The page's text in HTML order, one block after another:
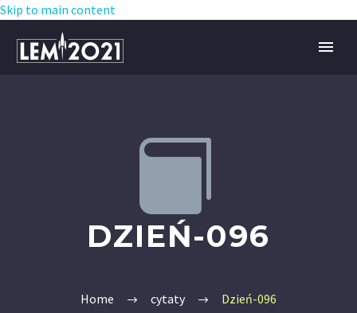
Skip to main content


DZIEŃ-096
Home cytaty Dzień-096